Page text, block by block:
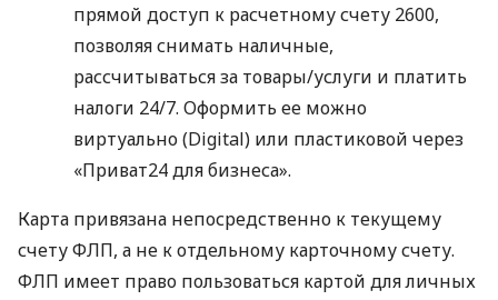
прямой доступ к расчетному счету 2600,
позволяя снимать наличные,
рассчитываться за товары/услуги и платить
налоги 24/7. Оформить ее можно
виртуально (Digital) или пластиковой через
«Приват24 для бизнеса».
Карта привязана непосредственно к текущему
счету ФЛП, а не к отдельному карточному счету.
ФЛП имеет право пользоваться картой для личных